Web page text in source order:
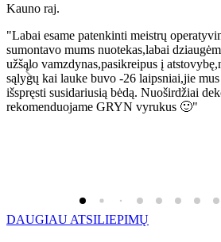
Kauno raj.
"Labai esame patenkinti meistrų
sumontavo mums nuotekas,labai
užšąlo vamzdynas,pasikreipus į
sąlygų kai lauke buvo -26 laipsniai,jie
išspręsti susidariusią bėdą. Nuoširdžiai
rekomenduojame GRYN vyrukus 🙂"
DAUGIAU ATSILIEPIMŲ